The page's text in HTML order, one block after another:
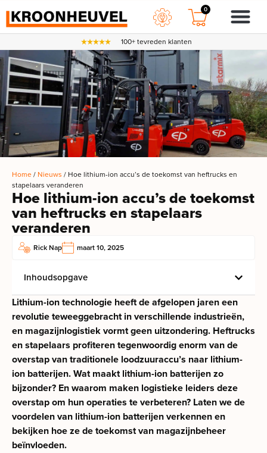
0
100+ tevreden klanten
Home/ Nieuws / Hoe lithium-ion accu’s de toekomst van heftrucks en
stapelaars veranderen
Hoe lithium-ion accu’s de toekomst
van heftrucks en stapelaars
veranderen
Rick Nap maart 10, 2025
Inhoudsopgave
Lithium-ion technologie heeft de afgelopen jaren een
revolutie teweeggebracht in verschillende industrieën,
en magazijnlogistiek vormt geen uitzondering. Heftrucks
en stapelaars profiteren tegenwoordig enorm van de
overstap van traditionele loodzuuraccu’s naar lithium-
ion batterijen. Wat maakt lithium-ion batterijen zo
bijzonder? En waarom maken logistieke leiders deze
overstap om hun operaties te verbeteren? Laten we de
voordelen van lithium-ion batterijen verkennen en
bekijken hoe ze de toekomst van magazijnbeheer
beïnvloeden.